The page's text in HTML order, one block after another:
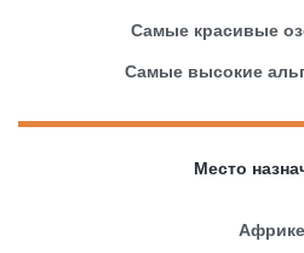
Самые красивые
Самые высокие
Место
Африке